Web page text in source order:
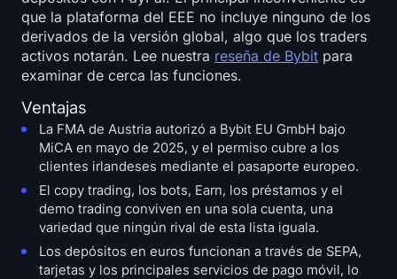
que la plataforma del EEE no incluye ninguno de los
derivados de la versión global, algo que los traders
activos notarán. Lee nuestra reseña de Bybit para
examinar de cerca las funciones.
Ventajas
La FMA de Austria autorizó a Bybit EU GmbH bajo
MiCA en mayo de 2025, y el permiso cubre a los
clientes irlandeses mediante el pasaporte europeo.
El copy trading, los bots, Earn, los préstamos y el
demo trading conviven en una sola cuenta, una
variedad que ningún rival de esta lista iguala.
Los depósitos en euros funcionan a través de SEPA,
tarjetas y los principales servicios de pago móvil, lo